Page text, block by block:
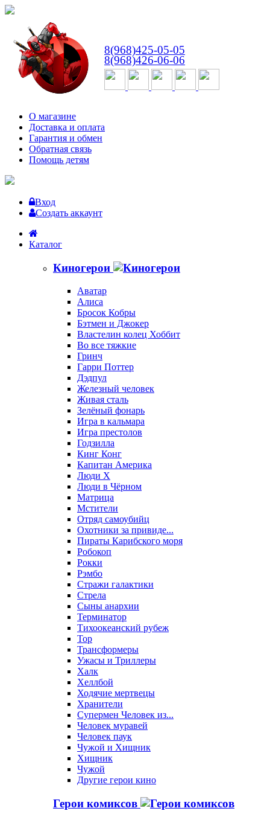
8(968)425-05-05
8(968)426-06-06
О магазине
Доставка и оплата
Гарантия и обмен
Обратная связь
Помощь детям
Вход
Создать аккаунт
Каталог
Киногерои
Аватар
Алиса
Бросок Кобры
Бэтмен и Джокер
Властелин колец Хоббит
Во все тяжкие
Гринч
Гарри Поттер
Дэдпул
Железный человек
Живая сталь
Зелёный фонарь
Игра в кальмара
Игра престолов
Годзилла
Кинг Конг
Капитан Америка
Люди X
Люди в Чёрном
Матрица
Мстители
Отряд самоубийц
Охотники за привиде...
Пираты Карибского моря
Робокоп
Рокки
Рэмбо
Стражи галактики
Стрела
Сыны анархии
Терминатор
Тихоокеанский рубеж
Тор
Трансформеры
Ужасы и Триллеры
Халк
Хеллбой
Ходячие мертвецы
Хранители
Супермен Человек из...
Человек муравей
Человек паук
Чужой и Хищник
Хищник
Чужой
Другие герои кино
Герои комиксов